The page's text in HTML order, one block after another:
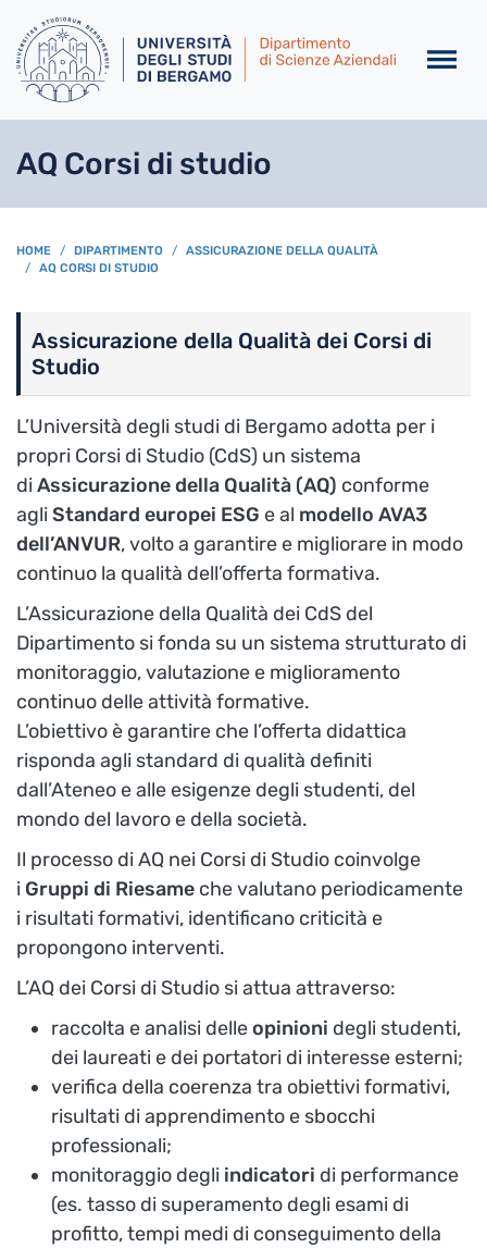
AQ Corsi di studio
BREADCRUMB
HOME DIPARTIMENTO
ASSICURAZIONE DELLA QUALITÀ
AQ CORSI DI STUDIO
Assicurazione della Qualità dei Corsi di
Studio
L’Università degli studi di Bergamo adotta per i
propri Corsi di Studio (CdS) un sistema
di Assicurazione della Qualità (AQ) conforme
agli Standard europei ESG e al modello AVA3
dell’ANVUR, volto a garantire e migliorare in modo
continuo la qualità dell’offerta formativa.
L’Assicurazione della Qualità dei CdS del
Dipartimento si fonda su un sistema strutturato di
monitoraggio, valutazione e miglioramento
continuo delle attività formative.
L’obiettivo è garantire che l’offerta didattica
risponda agli standard di qualità definiti
dall’Ateneo e alle esigenze degli studenti, del
mondo del lavoro e della società.
Il processo di AQ nei Corsi di Studio coinvolge
i Gruppi di Riesame che valutano periodicamente
i risultati formativi, identificano criticità e
propongono interventi.
L’AQ dei Corsi di Studio si attua attraverso:
raccolta e analisi delleopinioni degli studenti,
dei laureati e dei portatori di interesse esterni;
verifica della coerenza tra obiettivi formativi,
risultati di apprendimento e sbocchi
professionali;
monitoraggio degli indicatori di performance
(es. tasso di superamento degli esami di
profitto, tempi medi di conseguimento della